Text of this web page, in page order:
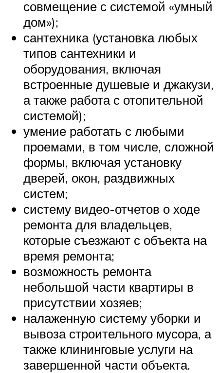
совмещение с системой «умный
дом»);
сантехника (установка любых
типов сантехники и
оборудования, включая
встроенные душевые и джакузи,
а также работа с отопительной
системой);
умение работать с любыми
проемами, в том числе, сложной
формы, включая установку
дверей, окон, раздвижных
систем;
систему видео-отчетов о ходе
ремонта для владельцев,
которые съезжают с объекта на
время ремонта;
возможность ремонта
небольшой части квартиры в
присутствии хозяев;
налаженную систему уборки и
вывоза строительного мусора, а
также клининговые услуги на
завершенной части объекта.